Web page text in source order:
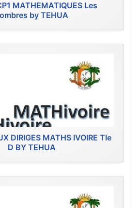
MATHEMATIQUES Les
by TEHUA
DIRIGES MATHS IVOIRE Tle
D BY TEHUA